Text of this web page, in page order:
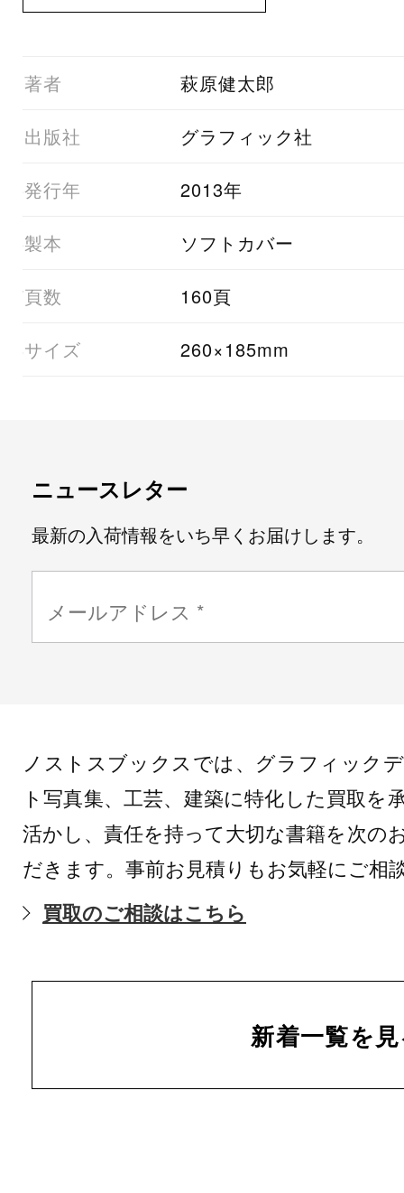
01著者 萩原健太郎
03出版社 グラフィック社
05発行年 2013年
06製本 ソフトカバー
07頁数 160頁
08サイズ 260×185mm
ニュースレター
最新の入荷情報をいち早くお届けします。
ノストスブックスでは、グラフィック
ト写真集、工芸、建築に特化した買取を
活かし、責任を持って大切な書籍を次の
だきます。事前お見積りもお気軽にご相
買取のご相談はこちら
新着一覧を